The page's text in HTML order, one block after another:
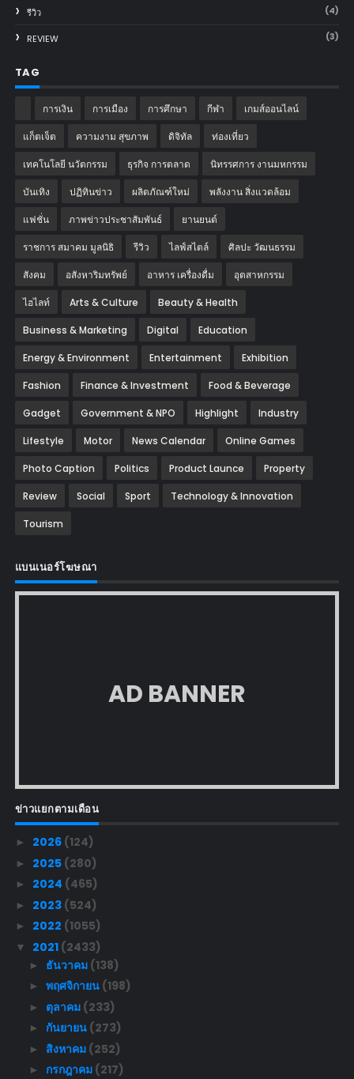
รีวิว (4)
REVIEW (3)
TAG
การเงิน การเมือง การศึกษา กีฬา เกมส์ออนไลน์
แก็ตเจ็ต ความงาม สุขภาพ ดิจิทัล ท่องเที่ยว
เทคโนโลยี นวัตกรรม ธุรกิจ การตลาด นิทรรศการ งานมหกรรม
บันเทิง ปฏิทินข่าว ผลิตภัณฑ์ใหม่ พลังงาน สิ่งแวดล้อม
แฟชั่น ภาพข่าวประชาสัมพันธ์ ‎ยานยนต์‎
ราชการ สมาคม มูลนิธิ รีวิว ไลฟ์สไตล์ ศิลปะ วัฒนธรรม
สังคม อสังหาริมทรัพย์ อาหาร เครื่องดื่ม อุตสาหกรรม
ไฮไลท์ Arts & Culture Beauty & Health
Business & Marketing Digital Education
Energy & Environment Entertainment Exhibition
Fashion Finance & Investment Food & Beverage
Gadget Government & NPO Highlight Industry
Lifestyle Motor News Calendar Online Games
Photo Caption Politics Product Launce Property
Review Social Sport Technology & Innovation
Tourism
แบนเนอร์โฆษณา
AD BANNER
ข่าวแยกตามเดือน
► 2026 (124)
► 2025 (280)
► 2024 (465)
► 2023 (524)
► 2022 (1055)
▼ 2021 (2433)
► ธันวาคม (138)
► พฤศจิกายน (198)
► ตุลาคม (233)
► กันยายน (273)
► สิงหาคม (252)
► กรกฎาคม (217)